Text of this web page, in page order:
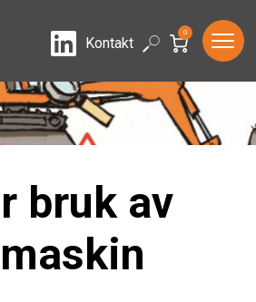
LinkedIn
Kontakt Search
0
bruk av